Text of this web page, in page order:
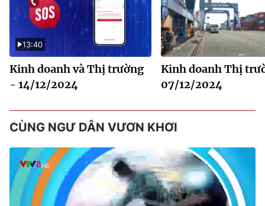
13:40
Kinh doanh và Thị trường
- 14/12/2024
Kinh doanh Thị
07/12/2024
CÙNG NGƯ DÂN VƯƠN KHƠI